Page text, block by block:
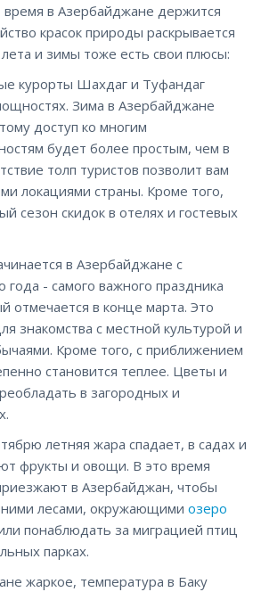
время в Азербайджане держится
красок природы раскрывается
и зимы тоже есть свои плюсы:
курорты Шахдаг и Туфандаг
Зима в Азербайджане
доступ ко многим
будет более простым, чем в
толп туристов позволит вам
локациями страны. Кроме того,
сезон скидок в отелях и гостевых
в Азербайджане с
года - самого важного праздника
отмечается в конце марта. Это
знакомства с местной культурой и
Кроме того, с приближением
становится теплее. Цветы и
в загородных и
летняя жара спадает, в садах и
фрукты и овощи. В это время
в Азербайджан, чтобы
лесами, окружающими озеро
понаблюдать за миграцией птиц
парках.
жаркое, температура в Баку